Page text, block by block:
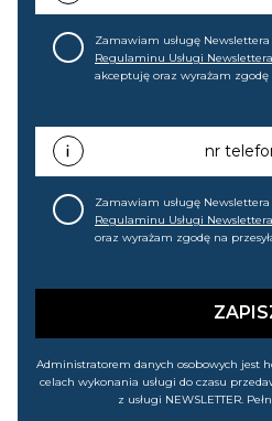
Zamawiam usługę
Regulaminu Usługi
akceptuję oraz wyrażam zgodę
promocjach, wyprzedażach).
każdej chwili cofnąć.nr
Zamawiam usługę
Regulaminu Usługi
oraz wyrażam zgodę na
wyprzedażach). Wiem, że
Administratorem danych osobowych jest
celach wykonania usługi do czasu
z usługi NEWSLETTER.